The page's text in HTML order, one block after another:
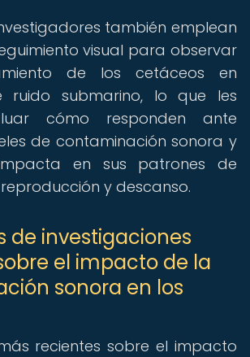
también emplean
visual para observar
de los cetáceos en
ruido submarino, lo que les
cómo responden ante
de contaminación sonora y
en sus patrones de
y descanso.
de investigaciones
el impacto de la
sonora en los
recientes sobre el impacto